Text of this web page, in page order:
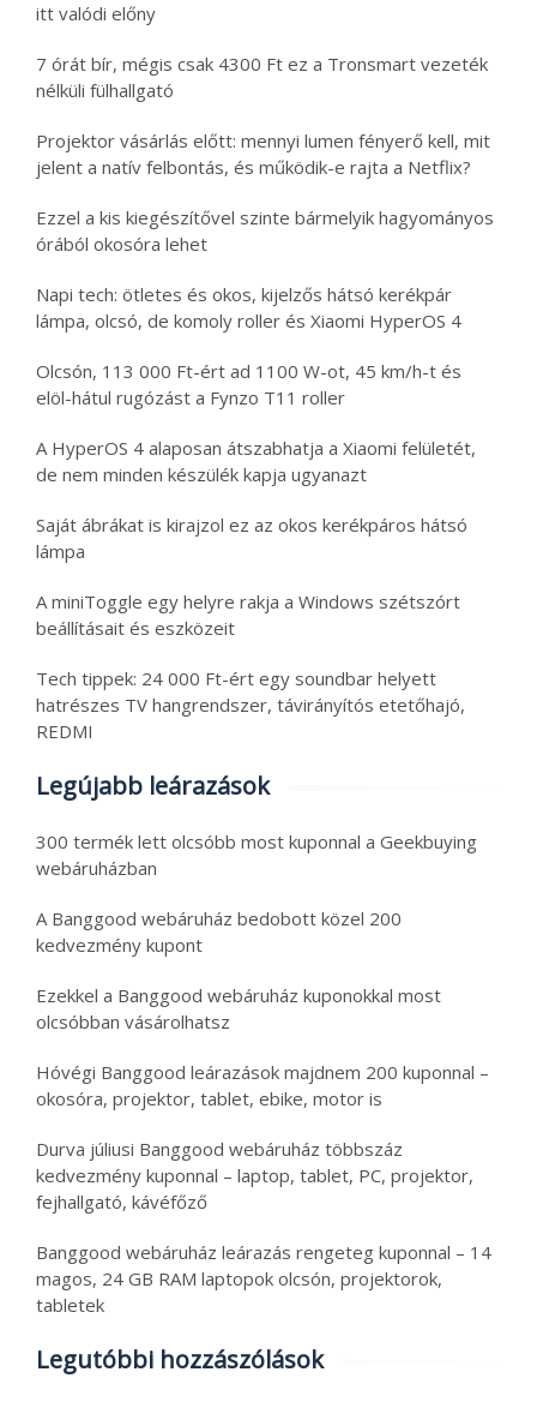
itt valódi előny
7 órát bír, mégis csak 4300 Ft ez a Tronsmart vezeték
nélküli fülhallgató
Projektor vásárlás előtt: mennyi lumen fényerő kell, mit
jelent a natív felbontás, és működik-e rajta a Netflix?
Ezzel a kis kiegészítővel szinte bármelyik hagyományos
órából okosóra lehet
Napi tech: ötletes és okos, kijelzős hátsó kerékpár
lámpa, olcsó, de komoly roller és Xiaomi HyperOS 4
Olcsón, 113 000 Ft-ért ad 1100 W-ot, 45 km/h-t és
elöl-hátul rugózást a Fynzo T11 roller
A HyperOS 4 alaposan átszabhatja a Xiaomi felületét,
de nem minden készülék kapja ugyanazt
Saját ábrákat is kirajzol ez az okos kerékpáros hátsó
lámpa
A miniToggle egy helyre rakja a Windows szétszórt
beállításait és eszközeit
Tech tippek: 24 000 Ft-ért egy soundbar helyett
hatrészes TV hangrendszer, távirányítós etetőhajó,
REDMI
Legújabb leárazások
300 termék lett olcsóbb most kuponnal a Geekbuying
webáruházban
A Banggood webáruház bedobott közel 200
kedvezmény kupont
Ezekkel a Banggood webáruház kuponokkal most
olcsóbban vásárolhatsz
Hóvégi Banggood leárazások majdnem 200 kuponnal –
okosóra, projektor, tablet, ebike, motor is
Durva júliusi Banggood webáruház többszáz
kedvezmény kuponnal – laptop, tablet, PC, projektor,
fejhallgató, kávéfőző
Banggood webáruház leárazás rengeteg kuponnal – 14
magos, 24 GB RAM laptopok olcsón, projektorok,
tabletek
Legutóbbi hozzászólások